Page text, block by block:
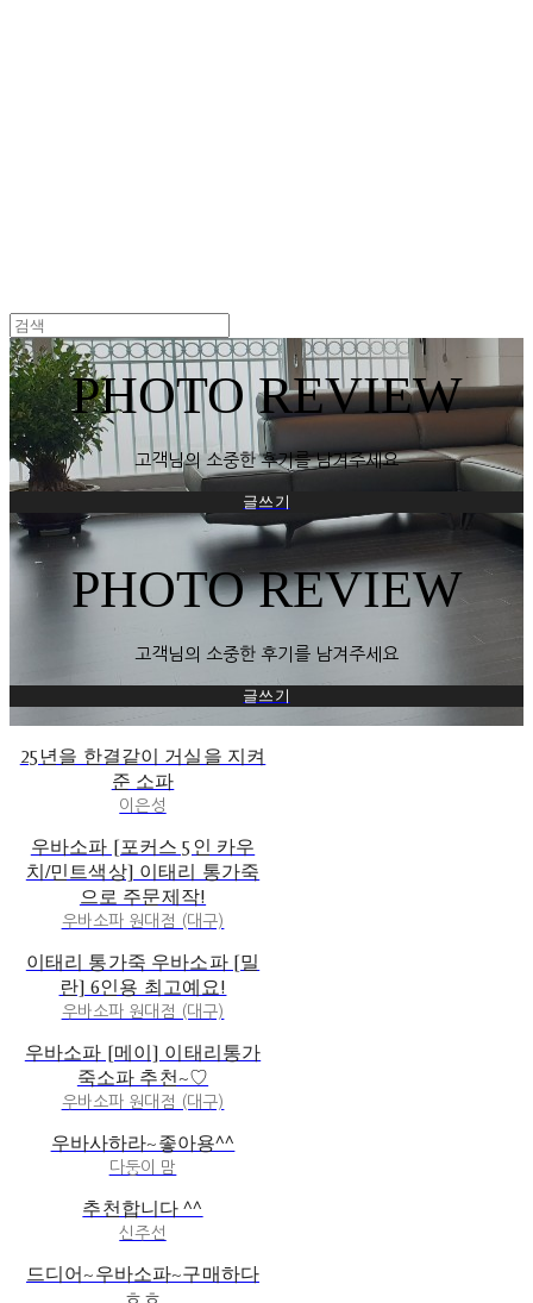
PHOTO REVIEW
고객님의 소중한 후기를 남겨주세요
글쓰기
PHOTO REVIEW
고객님의 소중한 후기를 남겨주세요
글쓰기
25년을 한결같이 거실을 지켜
준 소파
이은성
우바소파 [포커스 5인 카우
치/민트색상] 이태리 통가죽
으로 주문제작!
우바소파 원대점 (대구)
이태리 통가죽 우바소파 [밀
란] 6인용 최고예요!
우바소파 원대점 (대구)
우바소파 [메이] 이태리통가
죽소파 추천~♡
우바소파 원대점 (대구)
우바사하라~좋아용^^
다둥이 맘
추천합니다 ^^
신주선
드디어~우바소파~구매하다